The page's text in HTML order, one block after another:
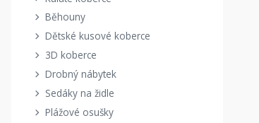
Běhouny
Dětské kusové koberce
3D koberce
Drobný nábytek
Sedáky na židle
Plážové osušky